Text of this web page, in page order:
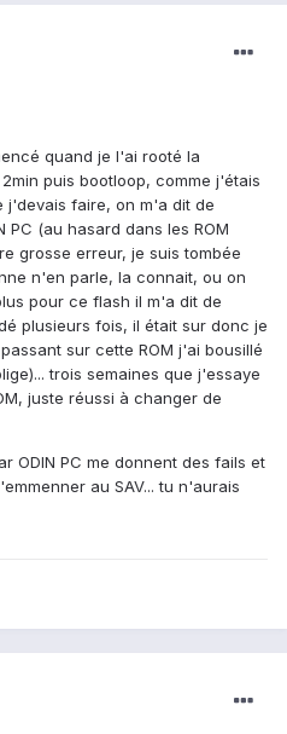
quand je l'ai rooté la
puis bootloop, comme j'étais
j'devais faire, on m'a dit de
PC (au hasard dans les ROM
grosse erreur, je suis tombée
n'en parle, la connait, ou on
pour ce flash il m'a dit de
plusieurs fois, il était sur donc je
sur cette ROM j'ai bousillé
trois semaines que j'essaye
juste réussi à changer de
ODIN PC me donnent des fails et
au SAV... tu n'aurais